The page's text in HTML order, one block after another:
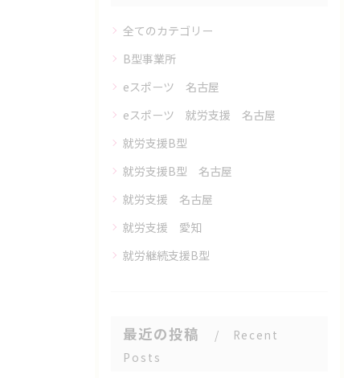
全てのカテゴリー
B型事業所
eスポーツ 名古屋
eスポーツ 就労支援 名古屋
就労支援B型
就労支援B型 名古屋
就労支援 名古屋
就労支援 愛知
就労継続支援B型
最近の投稿
Recent
Posts